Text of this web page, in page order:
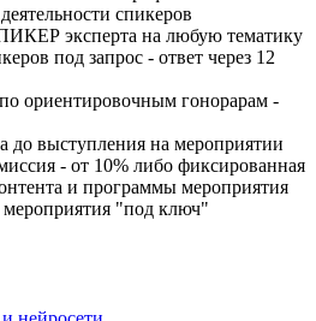
спикеров
эксперта на любую тематику
под запрос - ответ через 12
ориентировочным гонорарам -
до выступления на мероприятии
- от 10% либо фиксированная
и программы мероприятия
"под ключ"